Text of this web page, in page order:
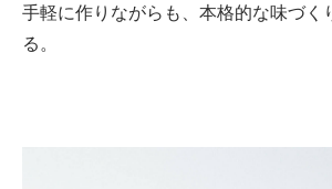
手軽に作りながらも、本格的な味づく
る。